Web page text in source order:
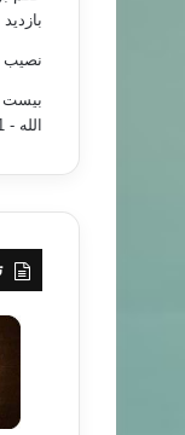
بازدید
الله - 148,961 بازدید